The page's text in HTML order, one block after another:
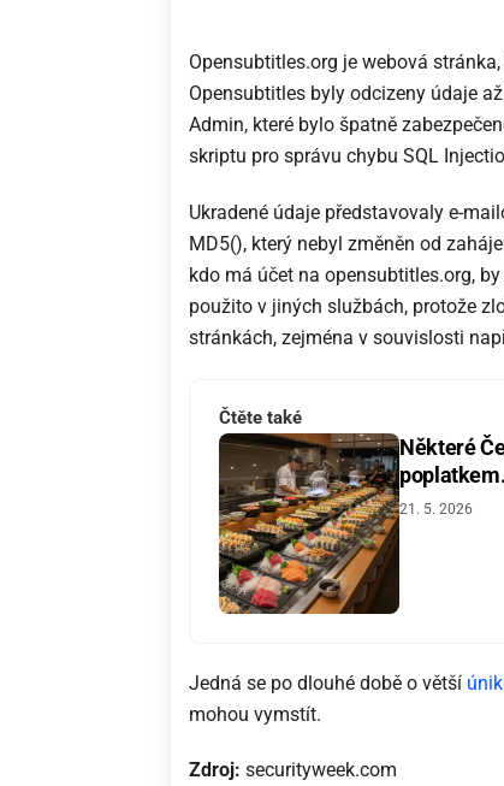
Opensubtitles.org je webová
Opensubtitles byly odcizeny údaje
Admin, které bylo špatně
skriptu pro správu chybu SQL
Ukradené údaje představovaly e-
MD5(), který nebyl změněn od
kdo má účet na opensubtitles.org,
použito v jiných službách, protože
stránkách, zejména v souvislosti
Čtěte také
Některé
21. 5. 2026
Jedná se po dlouhé době o větší
mohou vymstít.
Zdroj: securityweek.com